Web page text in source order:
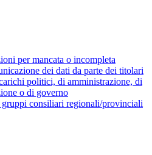
per mancata o incompleta
dei dati da parte dei titolari
politici, di amministrazione, di
o di governo
consiliari regionali/provinciali